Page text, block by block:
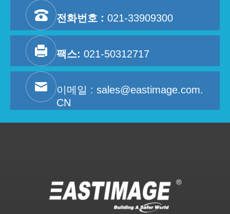
전화번호 : 021-33909300
팩스: 021-50312717
이메일 : sales@eastimage.com.
CN